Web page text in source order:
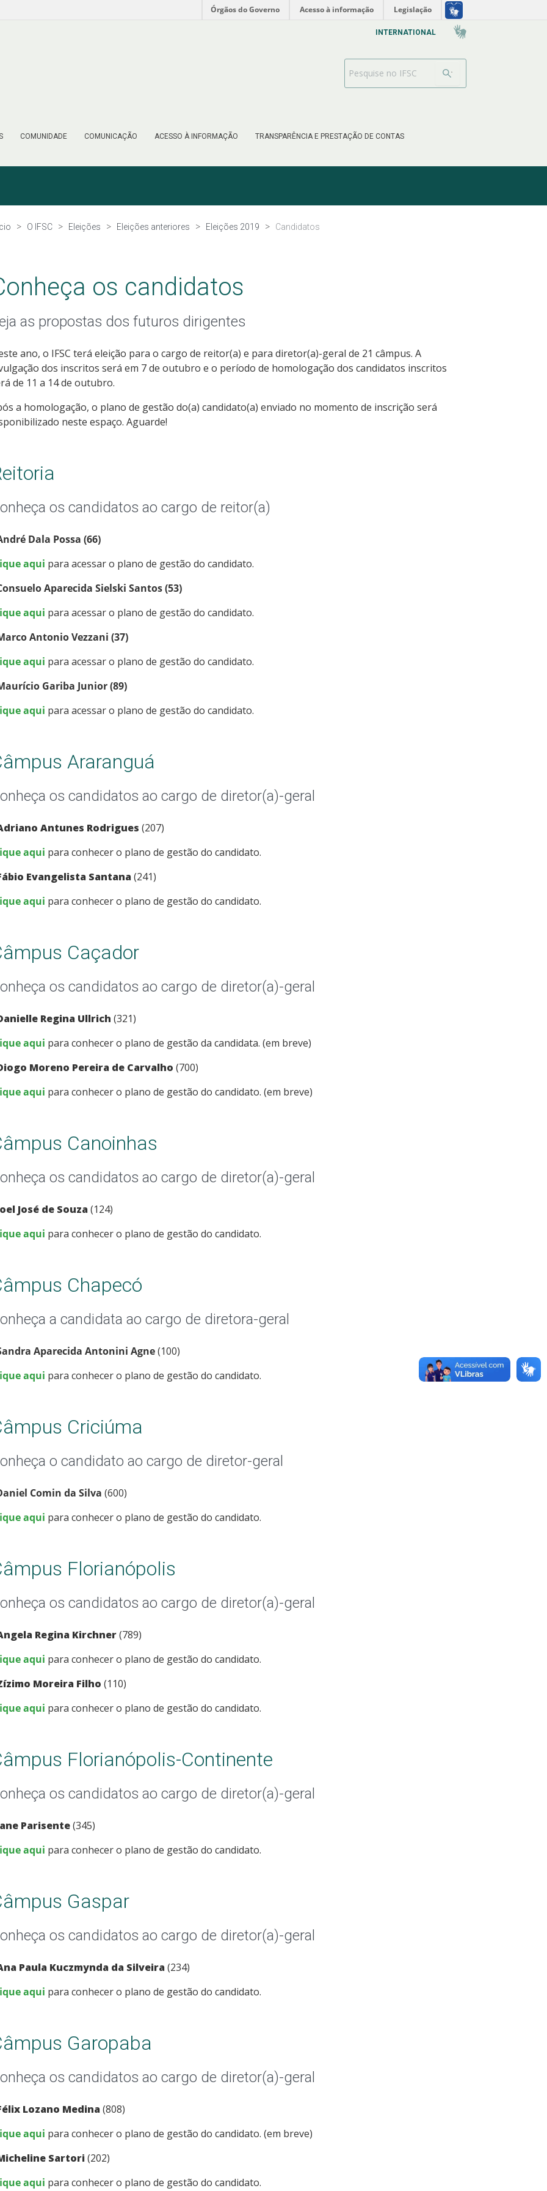
Órgãos do Governo Acesso à informação Legislação
COMUNIDADE COMUNICAÇÃO ACESSO À INFORMAÇÃO TRANSPARÊNCIA E PRESTAÇÃO DE CONTAS
INTERNATIONAL
Barra de busca
O IFSC Eleições Eleições anteriores Eleições 2019 Candidatos
os candidatos
as propostas dos futuros dirigentes
ano, o IFSC terá eleição para o cargo de reitor(a) e para diretor(a)-geral de 21 câmpus. A
dos inscritos será em 7 de outubro e o período de homologação dos candidatos inscritos
de 11 a 14 de outubro.
a homologação, o plano de gestão do(a) candidato(a) enviado no momento de inscrição será
neste espaço. Aguarde!
os candidatos ao cargo de reitor(a)
Dala Possa (66)
aqui para acessar o plano de gestão do candidato.
Aparecida Sielski Santos (53)
aqui para acessar o plano de gestão do candidato.
Antonio Vezzani (37)
aqui para acessar o plano de gestão do candidato.
Gariba Junior (89)
aqui para acessar o plano de gestão do candidato.
Araranguá
os candidatos ao cargo de diretor(a)-geral
Antunes Rodrigues (207)
aqui para conhecer o plano de gestão do candidato.
Evangelista Santana (241)
aqui para conhecer o plano de gestão do candidato.
Caçador
os candidatos ao cargo de diretor(a)-geral
Regina Ullrich (321)
aqui para conhecer o plano de gestão da candidata. (em breve)
Moreno Pereira de Carvalho (700)
aqui para conhecer o plano de gestão do candidato. (em breve)
Canoinhas
os candidatos ao cargo de diretor(a)-geral
José de Souza (124)
aqui para conhecer o plano de gestão do candidato.
Chapecó
a candidata ao cargo de diretora-geral
Aparecida Antonini Agne(100)
aqui para conhecer o plano de gestão do candidato.
Criciúma
o candidato ao cargo de diretor-geral
Comin da Silva (600)
aqui para conhecer o plano de gestão do candidato.
Florianópolis
os candidatos ao cargo de diretor(a)-geral
Regina Kirchner(789)
aqui para conhecer o plano de gestão do candidato.
Moreira Filho (110)
aqui para conhecer o plano de gestão do candidato.
Florianópolis-Continente
os candidatos ao cargo de diretor(a)-geral
Parisente(345)
aqui para conhecer o plano de gestão do candidato.
Gaspar
os candidatos ao cargo de diretor(a)-geral
Paula Kuczmynda da Silveira (234)
aqui para conhecer o plano de gestão do candidato.
Garopaba
os candidatos ao cargo de diretor(a)-geral
Lozano Medina (808)
aqui para conhecer o plano de gestão do candidato. (em breve)
Sartori (202)
aqui para conhecer o plano de gestão do candidato.